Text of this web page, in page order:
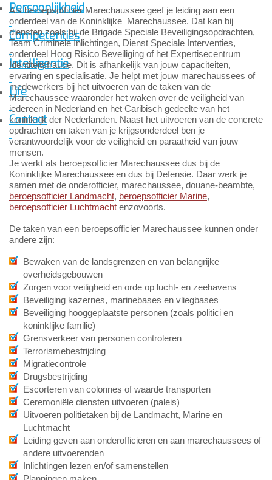
Persoonlijkheid
Competenties
Intelligentie
Life
Contact
Als beroepsofficier Marechaussee geef je leiding aan een
onderdeel van de Koninklijke Marechaussee. Dat kan bij
diensten zoals bij de Brigade Speciale Beveiligingsopdrachten,
Team Criminele Inlichtingen, Dienst Speciale Interventies,
onderdeel Hoog Risico Beveiliging of het Expertisecentrum
Identiteitsfraude. Dit is afhankelijk van jouw capaciteiten,
ervaring en specialisatie. Je helpt met jouw marechaussees of
medewerkers bij het uitvoeren van de taken van de
Marechaussee waaronder het waken over de veiligheid van
iedereen in Nederland en het Caribisch gedeelte van het
koninkrijk der Nederlanden. Naast het uitvoeren van de concrete
opdrachten en taken van je krijgsonderdeel ben je
verantwoordelijk voor de veiligheid en paraatheid van jouw
mensen.
Je werkt als beroepsofficier Marechaussee dus bij de
Koninklijke Marechaussee en dus bij Defensie. Daar werk je
samen met de onderofficier, marechaussee, douane-beambte,
beroepsofficier Landmacht, beroepsofficier Marine,
beroepsofficier Luchtmacht enzovoorts.
De taken van een beroepsofficier Marechaussee kunnen onder
andere zijn:
Bewaken van de landsgrenzen en van belangrijke
overheidsgebouwen
Zorgen voor veiligheid en orde op lucht- en zeehavens
Beveiliging kazernes, marinebases en vliegbases
Beveiliging hooggeplaatste personen (zoals politici en
koninklijke familie)
Grensverkeer van personen controleren
Terrorismebestrijding
Migratiecontrole
Drugsbestrijding
Escorteren van colonnes of waarde transporten
Ceremoniële diensten uitvoeren (paleis)
Uitvoeren politietaken bij de Landmacht, Marine en
Luchtmacht
Leiding geven aan onderofficieren en aan marechaussees of
andere uitvoerenden
Inlichtingen lezen en/of samenstellen